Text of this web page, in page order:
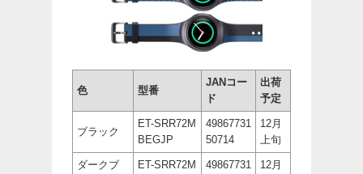
色 型番
JANコー
ド
出荷
予定
ブラック
ET-SRR72M
BEGJP
49867731
50714
12月
上旬
ダークブ
ET-SRR72M
49867731
12月